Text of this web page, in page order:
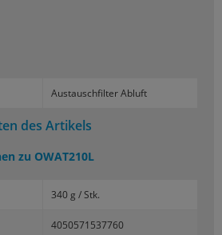
Aus­tausch­fil­ter Ab­luft
des Artikels
zu OWAT210L
340 g / Stk.
4050571537760